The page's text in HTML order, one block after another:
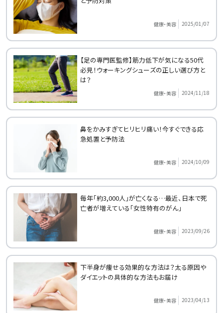
健康・美容 2025/01/07
【足の専門医監修】筋力低下が気になる50代
必見！ウォーキングシューズの正しい選び方と
は？
健康・美容 2024/11/18
鼻をかみすぎてヒリヒリ痛い！今すぐできる応
急処置と予防法
健康・美容 2024/10/09
毎年「約3,000人」が亡くなる…最近、日本で死
亡者が増えている「女性特有のがん」
健康・美容 2023/09/26
下半身が痩せる効果的な方法は？太る原因や
ダイエットの具体的な方法もお届け
健康・美容 2023/04/13